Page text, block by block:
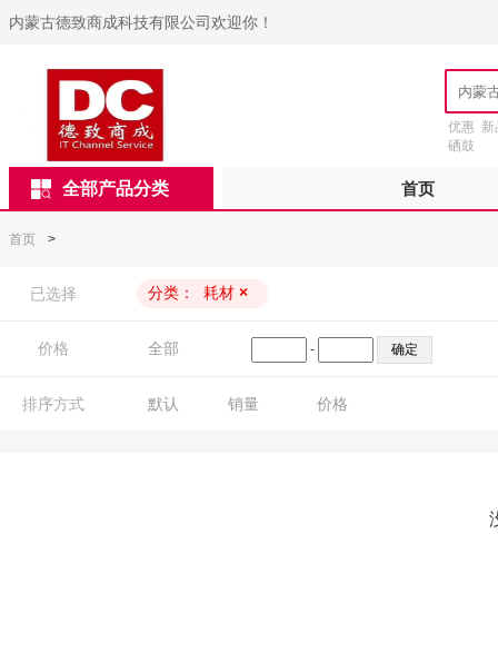
内蒙古德致商成科技有限公司欢迎你！
优惠 新
硒鼓
全部产品分类 首页
首页 >
已选择 分类： 耗材 ×
价格 全部 -
排序方式 默认 销量 价格